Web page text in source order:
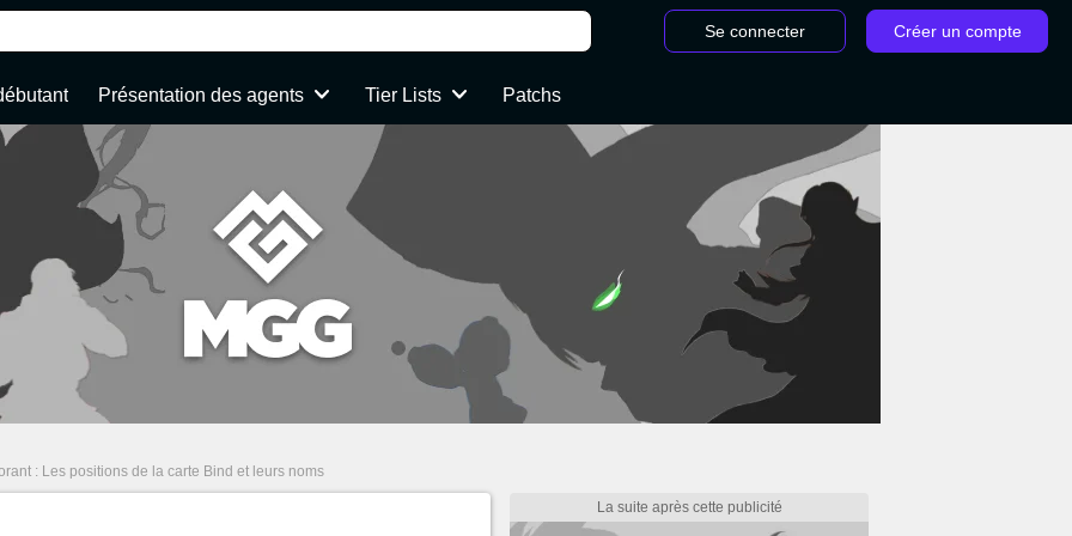
Se connecter Créer un compte
Présentation des agents Tier Lists Patchs
: Les positions de la carte Bind et leurs noms